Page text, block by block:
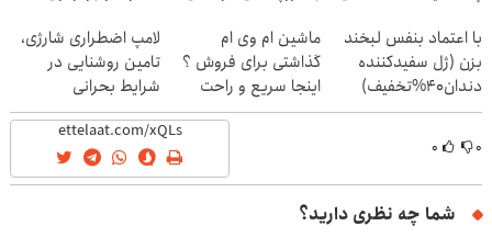
با اعتماد بنفس لبخند
بزن (ژل سفیدکننده
دندان40%تخفیف)
ماشین ام وی ام
گذاشتی برای فروش ؟
اینجا سریع و راحت
بفروش
لامپ اضطراری شارژی،
تامین روشنایی در
شرایط بحرانی
۰ ۰
شما چه نظری دارید؟